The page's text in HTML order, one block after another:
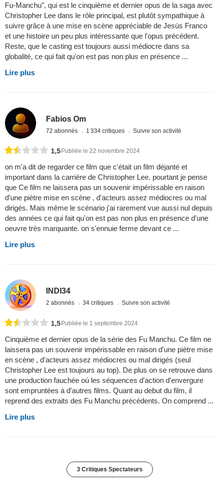
Fu-Manchu", qui est le cinquième et dernier opus de la saga avec
Christopher Lee dans le rôle principal, est plutôt sympathique à
suivre grâce à une mise en scène appréciable de Jesús Franco
et une histoire un peu plus intéressante que l'opus précédent.
Reste, que le casting est toujours aussi médiocre dans sa
globalité, ce qui fait qu'on est pas non plus en présence ...
Lire plus
Fabios Om
72 abonnés 1 334 critiques Suivre son activité
1,5 Publiée le 22 novembre 2024
on m'a dit de regarder ce film que c'était un film déjanté et
important dans la carrière de Christopher Lee. pourtant je pense
que Ce film ne laissera pas un souvenir impérissable en raison
d'une piètre mise en scène , d'acteurs assez médiocres ou mal
dirigés. Mais même le scénario j'ai rarement vue aussi nul depuis
des années ce qui fait qu'on est pas non plus en présence d'une
oeuvre très marquante. on s'ennuie ferme devant ce ...
Lire plus
INDI34
2 abonnés 34 critiques Suivre son activité
1,5Publiée le 1 septembre 2024
Cinquième et dernier opus de la série des Fu Manchu. Ce film ne
laissera pas un souvenir impérissable en raison d'une piètre mise
en scène , d'acteurs assez médiocres ou mal dirigés (seul
Christopher Lee est toujours au top). De plus on se retrouve dans
une production fauchée où les séquences d'action d'envergure
sont empruntées à d'autres films. Quant au debut du film, il
reprend des extraits des Fu Manchu précédents. On comprend ...
Lire plus
3 Critiques Spectateurs